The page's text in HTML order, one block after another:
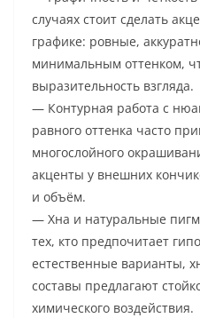
случаях стоит сделать
графике: ровные,
минимальным оттенком,
выразительность взгляда.
— Контурная работа с
равного оттенка часто
многослойного
акценты у внешних
и объём.
— Хна и натуральные
тех, кто предпочитает
естественные варианты,
составы предлагают
химического воздействия.